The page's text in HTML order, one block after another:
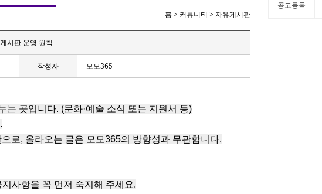
공고등록
홈 > 커뮤니티 > 자유게시판
시판 운영 원칙
작성자 모모365
곳입니다. (문화·예술 소식 또는 지원서 등)
로, 올라오는 글은 모모365의 방향성과 무관합니다.
사항을 꼭 먼저 숙지해 주세요.